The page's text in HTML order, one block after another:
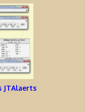
JTAlaerts